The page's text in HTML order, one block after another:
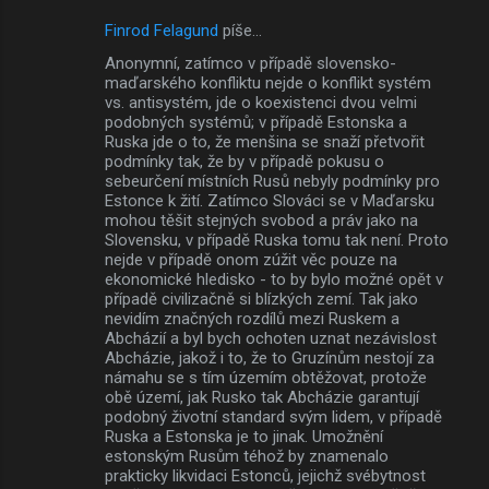
Finrod Felagund píše…
Anonymní, zatímco v případě slovensko-
maďarského konfliktu nejde o konflikt systém
vs. antisystém, jde o koexistenci dvou velmi
podobných systémů; v případě Estonska a
Ruska jde o to, že menšina se snaží přetvořit
podmínky tak, že by v případě pokusu o
sebeurčení místních Rusů nebyly podmínky pro
Estonce k žití. Zatímco Slováci se v Maďarsku
mohou těšit stejných svobod a práv jako na
Slovensku, v případě Ruska tomu tak není. Proto
nejde v případě onom zúžit věc pouze na
ekonomické hledisko - to by bylo možné opět v
případě civilizačně si blízkých zemí. Tak jako
nevidím značných rozdílů mezi Ruskem a
Abcházií a byl bych ochoten uznat nezávislost
Abcházie, jakož i to, že to Gruzínům nestojí za
námahu se s tím územím obtěžovat, protože
obě území, jak Rusko tak Abcházie garantují
podobný životní standard svým lidem, v případě
Ruska a Estonska je to jinak. Umožnění
estonským Rusům téhož by znamenalo
prakticky likvidaci Estonců, jejichž svébytnost